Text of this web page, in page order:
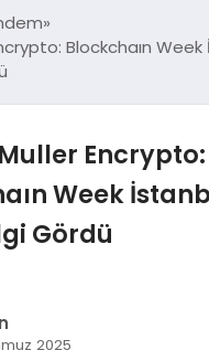
Blockchaın
Encrypto:
Week
Gördü
2025